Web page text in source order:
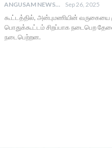
ANGUSAM NEWS Sep 26, 2025
கூட்டத்தில், அன்புமணியின்
பொதுக்கூட்டம் சிறப்பாக நடைபெற
நடைபெற்றன.